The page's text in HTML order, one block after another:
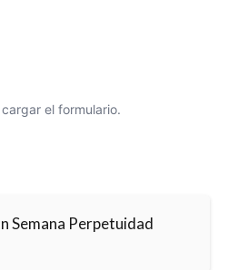
el formulario.
Semana Perpetuidad